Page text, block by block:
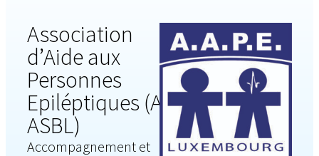
Association
d’Aide aux
Personnes
Epiléptiques (AAPE
ASBL)
Accompagnement et